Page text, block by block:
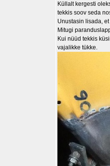
Küllalt kergesti
tekkis soov seda
Unustasin lisada,
Mitugi
Kui nüüd tekkis
vajalikke tükke.